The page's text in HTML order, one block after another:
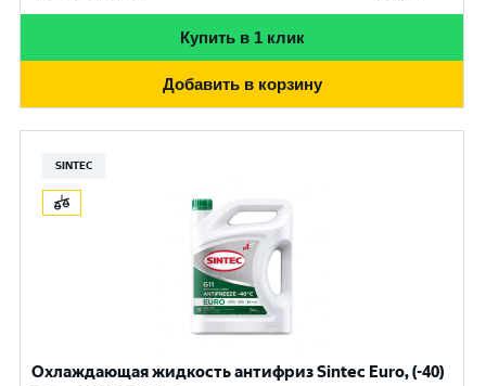
Купить в 1 клик
Добавить в корзину
SINTEC
Охлаждающая жидкость антифриз Sintec Euro, (-40)